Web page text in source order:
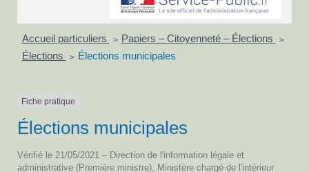
Accueil particuliers > Papiers – Citoyenneté – Élections >
Élections > Élections municipales
Fiche pratique
Élections municipales
Vérifié le 21/05/2021 – Direction de l'information légale et
administrative (Première ministre), Ministère chargé de l'intérieur